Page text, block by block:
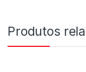
Produtos